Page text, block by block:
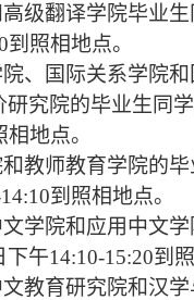
高级翻译学院毕业
照相地点。
院、国际关系学院
究院的毕业生同
地点。
和教师教育学院的
到照相地点。
文学院和应用中文
午14:10-15:20到照
文教育研究院和汉